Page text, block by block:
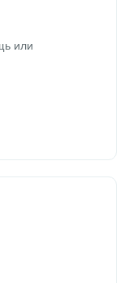
или